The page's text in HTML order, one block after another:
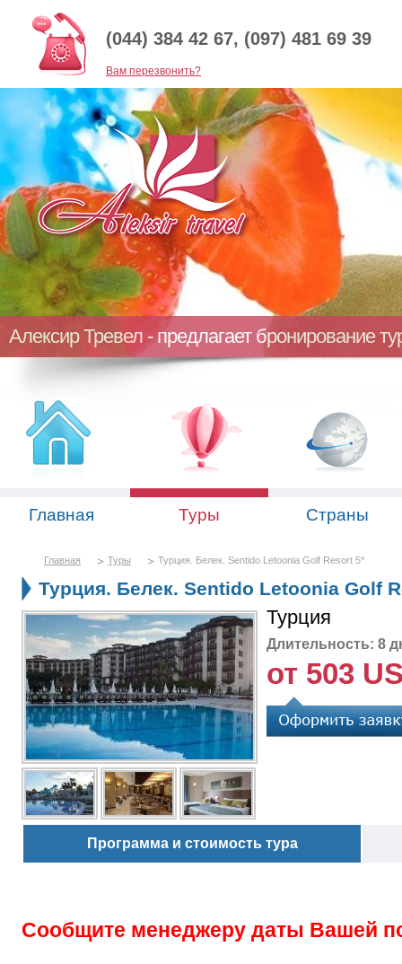
(044) 384 42 67, (097) 481 69 39
Baм перезвонить?
Алексир Тревел - предлагает бронирование
Главная Туры Страны
Главная Туры Турция. Белек. Sentido Letoonia Golf Resort 5*
Турция. Белек. Sentido Letoonia Golf
Турция
Длительность: 8
от 503
Программа и стоимость тура
Сообщите менеджеру даты Вашей